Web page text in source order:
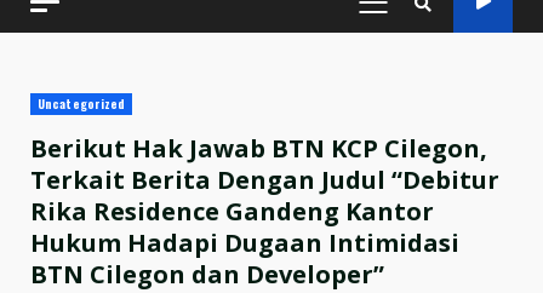
PRIMARY
MENU
Uncategorized
Berikut Hak Jawab BTN KCP Cilegon,
Terkait Berita Dengan Judul “Debitur
Rika Residence Gandeng Kantor
Hukum Hadapi Dugaan Intimidasi
BTN Cilegon dan Developer”